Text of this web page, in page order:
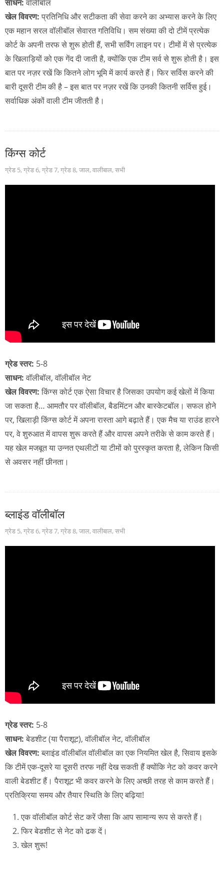
साधन: वॉलीबॉल
खेल विवरण: प्रतिनिधि और सटीकता की सेवा करने का अभ्यास करने के लिए
एक महान सरल वॉलीबॉल सेवारत गतिविधि। सम संख्या की दो टीमें प्रत्येक
कोर्ट के अपनी तरफ से शुरू होती हैं, सभी सर्विंग लाइन पर। टीमों में से प्रत्येक
के खिलाड़ियों को एक गेंद दी जाती है, क्योंकि एक टीम सर्व से शुरू होती है। इस
बात पर नज़र रखें कि कितने लोग भूमि में कार्य करते हैं। फिर सर्विस करने की
बारी दूसरी टीम की है – इस बात पर नज़र रखें कि उनकी कितनी सर्विस हुई।
सर्वाधिक अंकों वाली टीम जीतती है।
किंग्स कोर्ट
ग्रेड 5, ग्रेड 6, ग्रेड 7, ग्रेड 8, जाल, वालीबाल, सभी
ग्रेड स्तर: 5-8
साधन: वॉलीबॉल, वॉलीबॉल नेट
खेल विवरण: किंग्स कोर्ट एक ऐसा विचार है जिसका उपयोग कई खेलों में किया
जा सकता है… आमतौर पर वॉलीबॉल, बैडमिंटन और बास्केटबॉल। सफल होने
पर, खिलाड़ी किंग्स कोर्ट में अपना रास्ता आगे बढ़ाते हैं। एक मैच या राउंड हारने
पर, वे शुरुआत में वापस शुरू करते हैं और वापस अपने तरीके से काम करते हैं।
यह खेल मजबूत या उन्नत एथलीटों या टीमों को पुरस्कृत करता है, लेकिन किसी
से अवसर नहीं छीनता।
ब्लाइंड वॉलीबॉल
ग्रेड 5, ग्रेड 6, ग्रेड 7, ग्रेड 8, जाल, वालीबाल, सभी
ग्रेड स्तर: 5-8
साधन: बेडशीट (या पैराशूट), वॉलीबॉल नेट, वॉलीबॉल
खेल विवरण: ब्लाइंड वॉलीबॉल वॉलीबॉल का एक नियमित खेल है, सिवाय इसके
कि टीमें एक-दूसरे या दूसरी तरफ नहीं देख सकती हैं क्योंकि नेट को कवर करने
वाली बेडशीट हैं। पैराशूट भी कवर करने के लिए अच्छी तरह से काम करते हैं।
प्रतिक्रिया समय और तैयार स्थिति के लिए बढ़िया!
एक वॉलीबॉल कोर्ट सेट करें जैसा कि आप सामान्य रूप से करते हैं।
फिर बेडशीट से नेट को ढक दें।
खेल शुरू!